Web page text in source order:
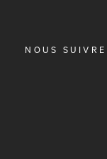
NOUS SUIVRE